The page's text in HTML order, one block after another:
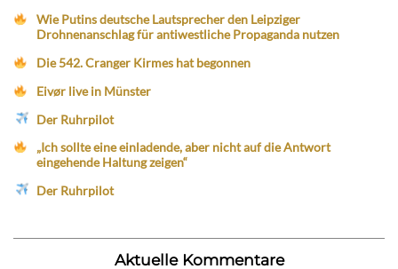
Wie Putins deutsche Lautsprecher den Leipziger
Drohnenanschlag für antiwestliche Propaganda nutzen
Die 542. Cranger Kirmes hat begonnen
Eivør live in Münster
Der Ruhrpilot
„Ich sollte eine einladende, aber nicht auf die Antwort
eingehende Haltung zeigen“
Der Ruhrpilot
Aktuelle Kommentare